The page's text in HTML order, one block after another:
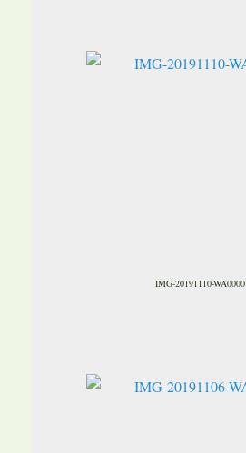
IMG-20191110-WA0000